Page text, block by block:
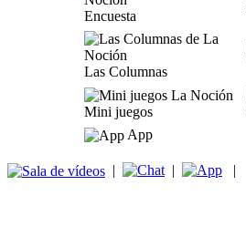
Encuesta
Las Columnas
Mini juegos
App
| | |